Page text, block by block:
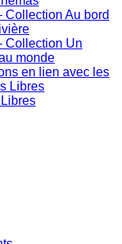
Collection Au bord
Collection Un
monde
en lien avec les
Libres